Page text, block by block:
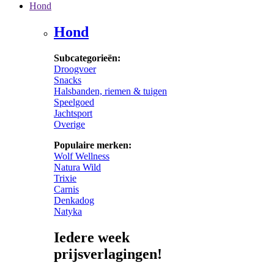
Hond
Hond
Subcategorieën:
Droogvoer
Snacks
Halsbanden, riemen & tuigen
Speelgoed
Jachtsport
Overige
Populaire merken:
Wolf Wellness
Natura Wild
Trixie
Carnis
Denkadog
Natyka
Iedere week
prijsverlagingen!